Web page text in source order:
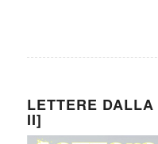
LETTERE
II]